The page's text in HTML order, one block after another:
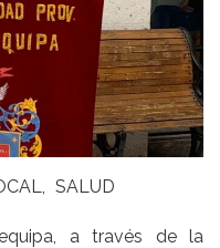
SALUD
a través de la